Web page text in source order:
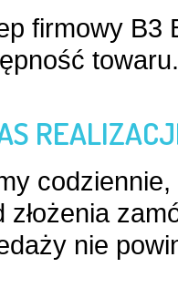
firmowy B3
towaru.
złożenia
nie